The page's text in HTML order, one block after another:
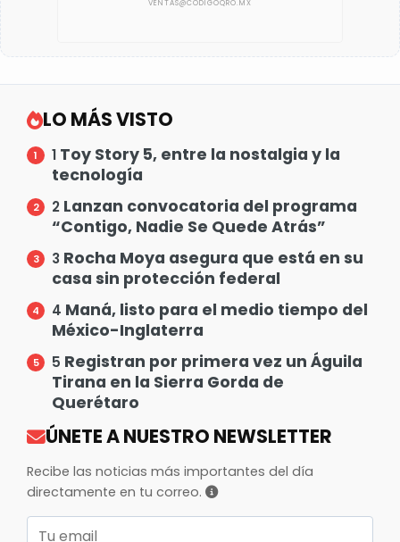
LO MÁS VISTO
1 Toy Story 5, entre la nostalgia y la
tecnología
2 Lanzan convocatoria del programa
“Contigo, Nadie Se Quede Atrás”
3 Rocha Moya asegura que está en su
casa sin protección federal
4 Maná, listo para el medio tiempo del
México-Inglaterra
5 Registran por primera vez un Águila
Tirana en la Sierra Gorda de
Querétaro
ÚNETE A NUESTRO NEWSLETTER
Recibe las noticias más importantes del día
directamente en tu correo.
Correo electrónico